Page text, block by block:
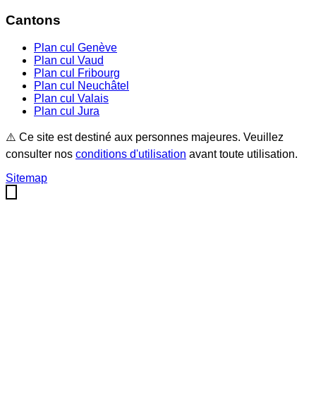
Cantons
Plan cul Genève
Plan cul Vaud
Plan cul
Fribourg
Plan cul
Neuchâtel
Plan cul Valais
Plan cul Jura
⚠️ Ce site est destiné aux personnes majeures. Veuillez
consulter nos conditions d'utilisation avant toute utilisation.
Sitemap